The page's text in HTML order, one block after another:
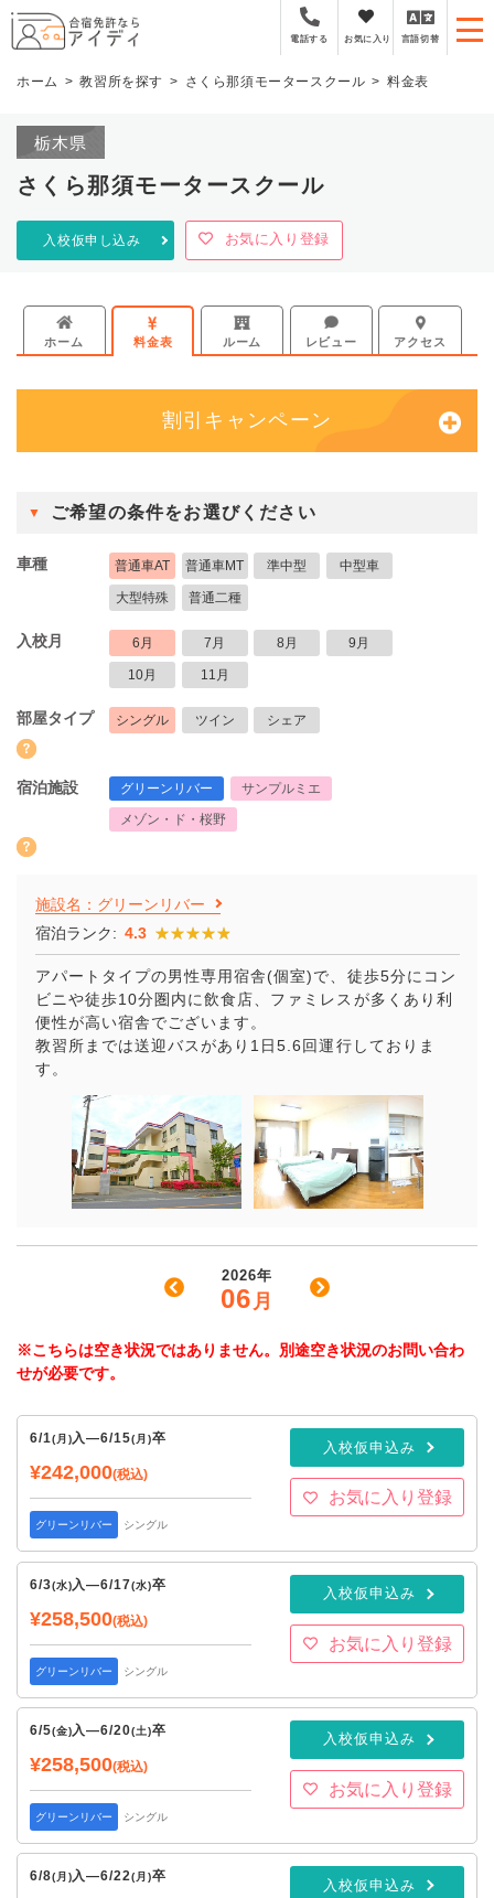
全国厳選の合宿免許プ
電話する お気に入り 言語切替
ホーム 教習所を探す さくら那須モータースクール 料金表
栃木県
さくら那須モータースクール
入校仮申し込み お気に入り登録
ホーム 料金表 ルーム レビュー アクセス
割引キャンペーン
ご希望の条件をお選びください
車種 普通車AT 普通車MT 準中型 中型車
大型特殊 普通二種
入校月 6月 7月 8月 9月
10月 11月
部屋タイプ シングル ツイン シェア
宿泊施設 グリーンリバー
サンプルミエ
メゾン・ド・桜野
施設名：グリーンリバー
宿泊ランク: 4.3 ★★★★★
★★★★★
アパートタイプの男性専用宿舎(個室)で、徒歩5分にコン
ビニや徒歩10分圏内に飲食店、ファミレスが多くあり利
便性が高い宿舎でございます。
教習所までは送迎バスがあり1日5.6回運行しておりま
す。
2026年
06 月
※こちらは空き状況ではありません。別途空き状況のお問い合わ
せが必要です。
6/1(月)入—6/15(月)卒
¥242,000(税込)
グリーンリバー シングル
入校仮申込み
お気に入り登録
6/3(水)入—6/17(水)卒
¥258,500(税込)
グリーンリバー シングル
入校仮申込み
お気に入り登録
6/5(金)入—6/20(土)卒
¥258,500(税込)
グリーンリバー シングル
入校仮申込み
お気に入り登録
6/8(月)入—6/22(月)卒
入校仮申込み